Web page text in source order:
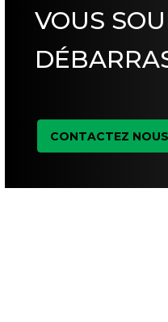
VOUS
CONTACTEZ